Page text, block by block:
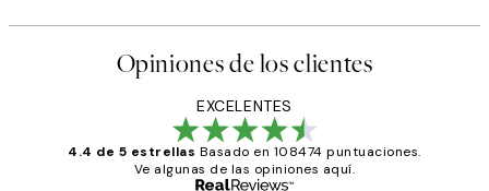
Opiniones de los clientes
EXCELENTES
4.4 de 5 estrellas Basado en 108474 puntuaciones.
Ve algunas de las opiniones aquí.